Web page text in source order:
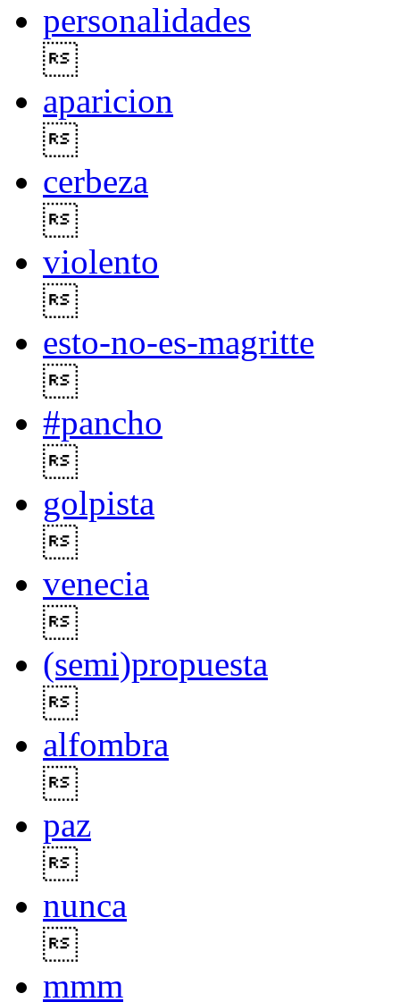
personalidades
aparicion
cerbeza
violento
esto-no-es-magritte
#pancho
golpista
venecia
(semi)propuesta
alfombra
paz
nunca
mmm